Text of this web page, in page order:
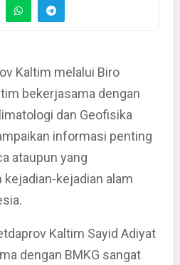
Kaltim melalui Biro
bekerjasama dengan
dan Geofisika
informasi penting
ataupun yang
kejadian-kejadian alam
Kaltim Sayid Adiyat
dengan BMKG sangat